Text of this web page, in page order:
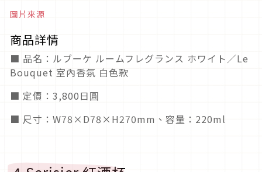
圖片來源
商品詳情
■ 品名：ルブーケ ルームフレグランス ホワイト／Le
Bouquet 室內香氛 白色款
■ 定價：3,800日圓
■ 尺寸：W78×D78×H270mm、容量：220ml